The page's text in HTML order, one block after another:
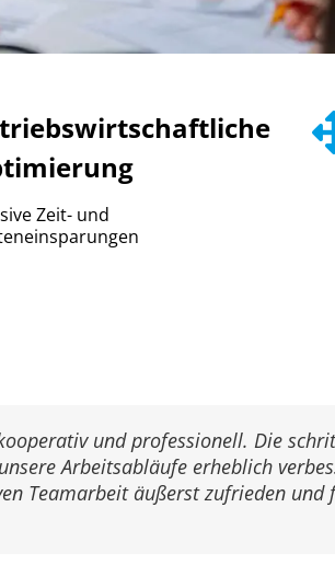
Zeit- und
und professionell. Die
Arbeitsabläufe erheblich
Teamarbeit äußerst zufrieden